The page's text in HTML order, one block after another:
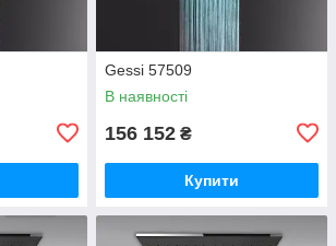
Gessi 57509
В наявності
156 152 ₴
Купити